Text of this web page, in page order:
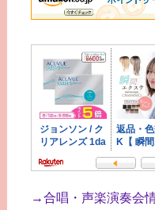
→合唱・声楽演奏会